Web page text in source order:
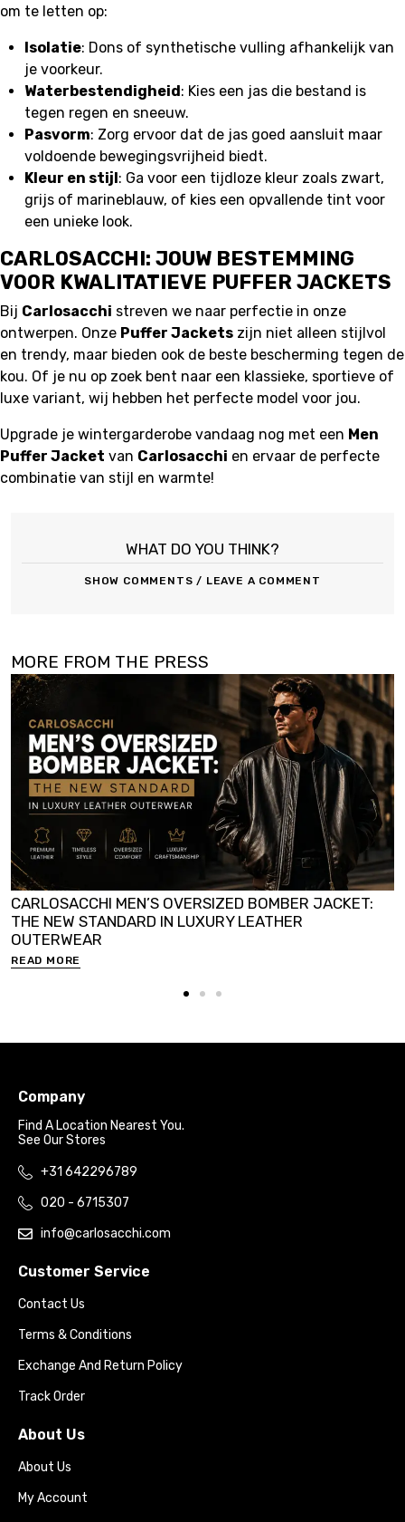
om te letten op:
Isolatie: Dons of synthetische vulling afhankelijk van
je voorkeur.
Waterbestendigheid : Kies een jas die bestand is
tegen regen en sneeuw.
Pasvorm: Zorg ervoor dat de jas goed aansluit maar
voldoende bewegingsvrijheid biedt.
Kleur en stijl : Ga voor een tijdloze kleur zoals zwart,
grijs of marineblauw, of kies een opvallende tint voor
een unieke look.
CARLOSACCHI: JOUW BESTEMMING
VOOR KWALITATIEVE PUFFER JACKETS
Bij Carlosacchi streven we naar perfectie in onze
ontwerpen. Onze Puffer Jackets zijn niet alleen stijlvol
en trendy, maar bieden ook de beste bescherming tegen de
kou. Of je nu op zoek bent naar een klassieke, sportieve of
luxe variant, wij hebben het perfecte model voor jou.
Upgrade je wintergarderobe vandaag nog met een Men
Puffer Jacket van Carlosacchi en ervaar de perfecte
combinatie van stijl en warmte!
WHAT DO YOU THINK?
SHOW COMMENTS / LEAVE A COMMENT
MORE FROM THE PRESS
CARLOSACCHI MEN’S OVERSIZED BOMBER JACKET:
THE NEW STANDARD IN LUXURY LEATHER
OUTERWEAR
READ MORE
Company
Find A Location Nearest You.
See Our Stores
+31 642296789
020 - 6715307
info@carlosacchi.com
Customer Service
Contact Us
Terms & Conditions
Exchange And Return Policy
Track Order
About Us
About Us
My Account